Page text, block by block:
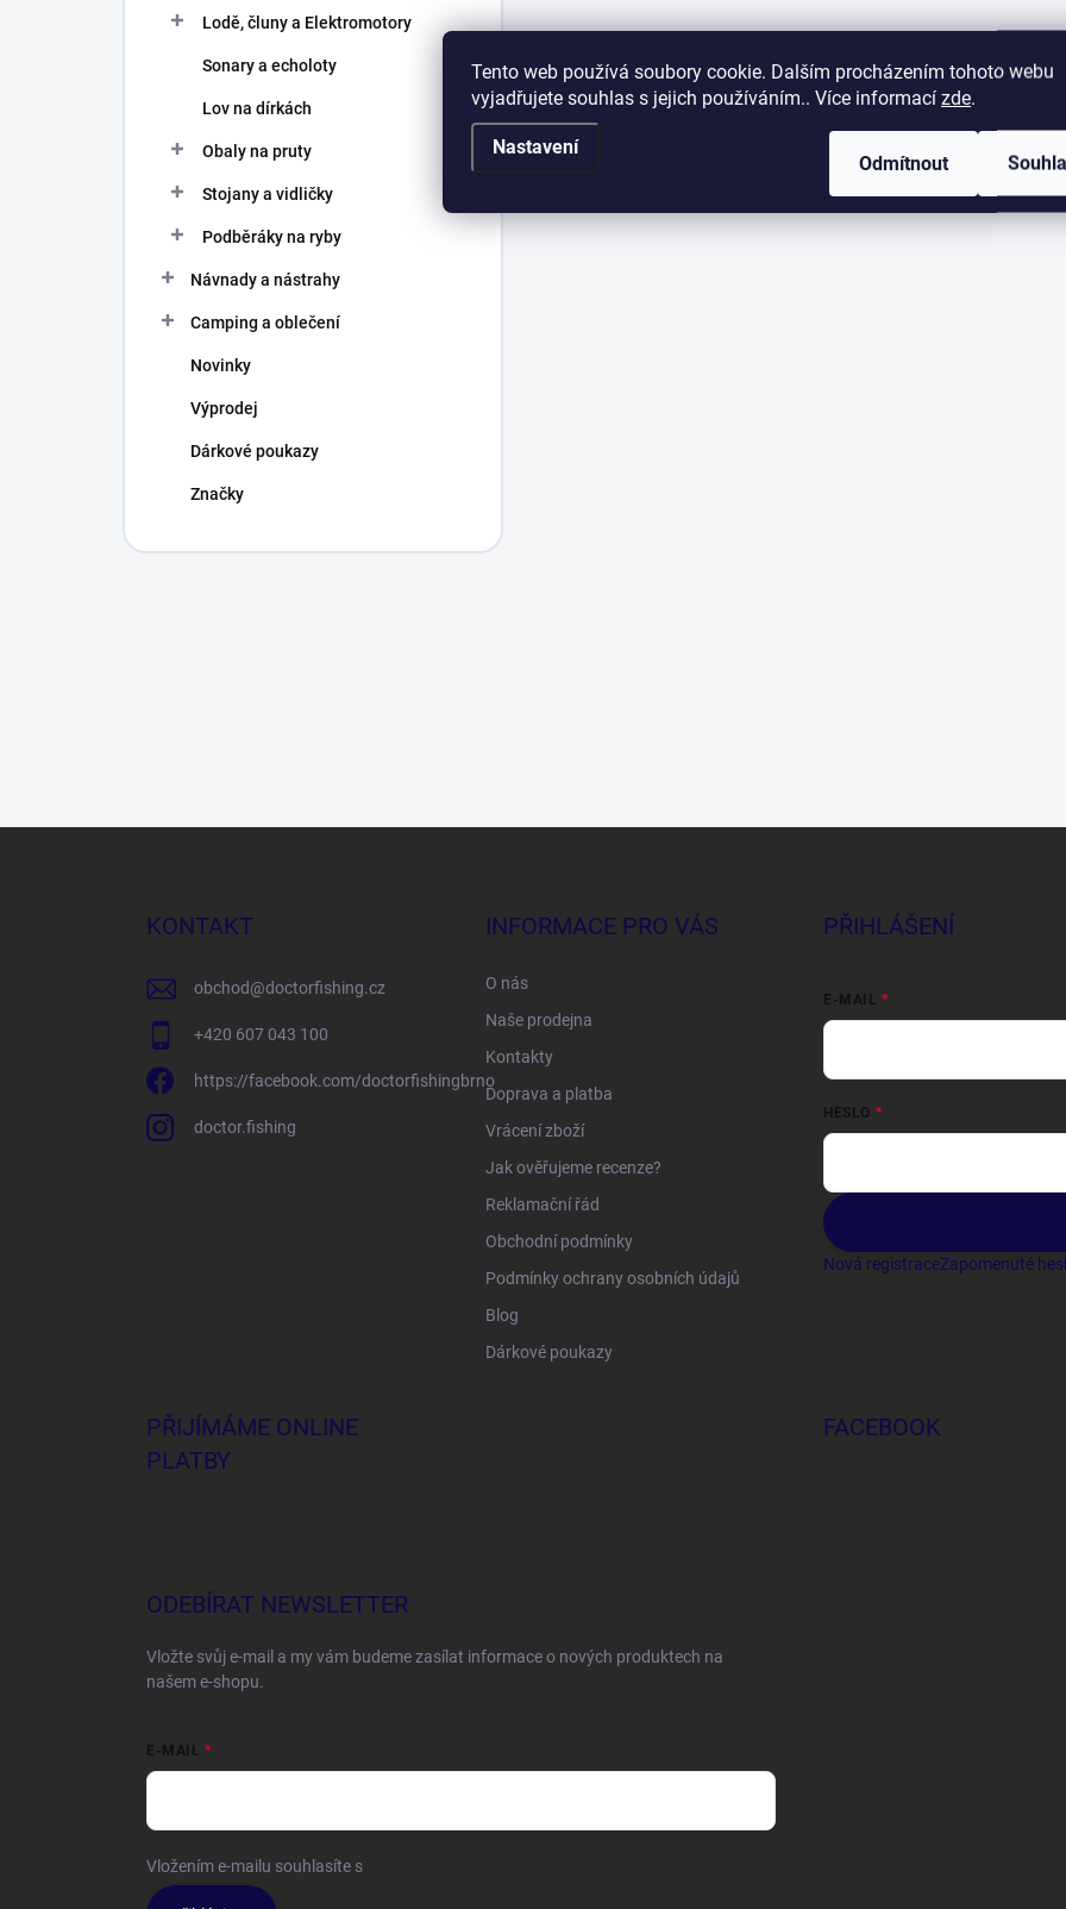
Tento web používá soubory cookie. Dalším procházením tohoto webu
vyjadřujete souhlas s jejich používáním.. Více informací zde.
Nastavení
Odmítnout
Lodě, čluny a Elektromotory
Sonary a echoloty
Lov na dírkách
Obaly na pruty
Stojany a vidličky
Podběráky na ryby
Návnady a nástrahy
Camping a oblečení
Novinky
Výprodej
Dárkové poukazy
Značky
KONTAKT
obchod@doctorfishing.cz
+420 607 043 100
https://facebook.com/doctorfishingbrno
doctor.fishing
INFORMACE PRO VÁS
O nás
Naše prodejna
Kontakty
Doprava a platba
Vrácení zboží
Jak ověřujeme recenze?
Reklamační řád
Obchodní podmínky
Podmínky ochrany osobních údajů
Blog
Dárkové poukazy
PŘIHLÁŠENÍ
E-MAIL
HESLO
Nová registraceZapomenuté
PŘIJÍMÁME ONLINE
PLATBY
FACEBOOK
ODEBÍRAT NEWSLETTER
Vložte svůj e-mail a my vám budeme zasílat informace o nových produktech na
našem e-shopu.
E-MAIL
Vložením e-mailu souhlasíte s